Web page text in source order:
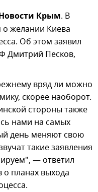
Крым. В
желании Киева
Об этом заявил
Дмитрий Песков,
вряд ли можно
скорее наоборот.
стороны также
нами на самых
день меняют свою
такие заявления
— ответил
о планах выхода